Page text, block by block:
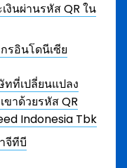
งินผ่านรหัส QR ใน
รอินโดนีเซีย
ทที่เปลี่ยนแปลง
าด้วยรหัส QR
Indonesia Tbk
จีทีบี